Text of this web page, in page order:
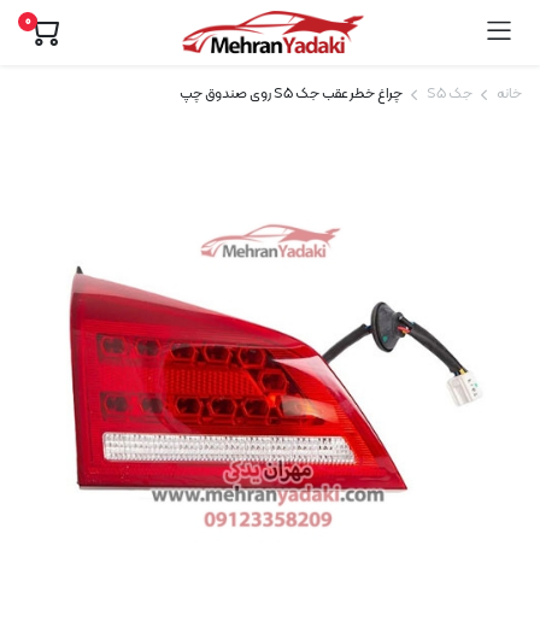
0
خانه جک S5 چراغ خطر عقب جک S5 روی صندوق چپ